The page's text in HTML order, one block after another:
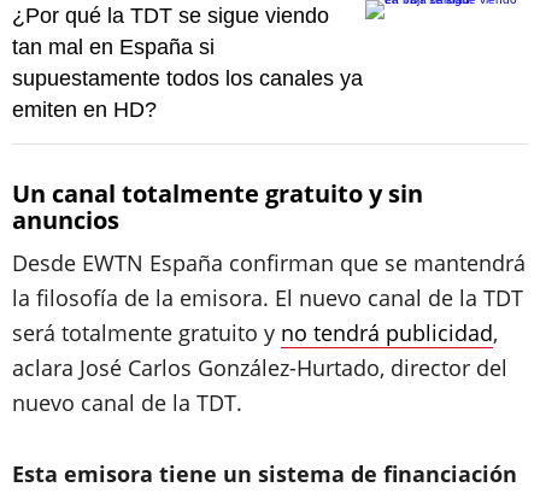
¿Por qué la TDT se sigue viendo
tan mal en España si
supuestamente todos los canales ya
emiten en HD?
Un canal totalmente gratuito y sin
anuncios
Desde EWTN España confirman que se mantendrá
la filosofía de la emisora. El nuevo canal de la TDT
será totalmente gratuito y no tendrá publicidad,
aclara José Carlos González-Hurtado, director del
nuevo canal de la TDT.
Esta emisora tiene un sistema de financiación